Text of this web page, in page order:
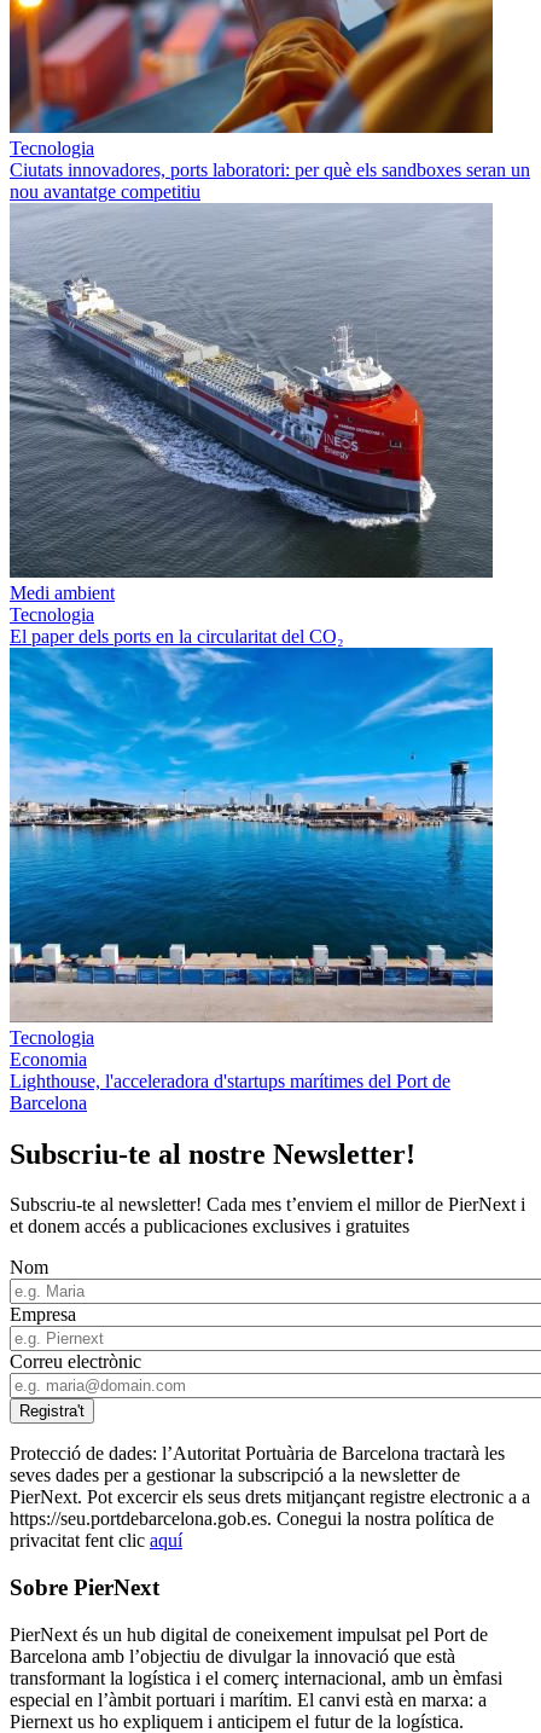
Tecnologia
Ciutats innovadores, ports laboratori: per què els sandboxes seran un
nou avantatge competitiu
Medi ambient
Tecnologia
El paper dels ports en la circularitat del CO₂
Tecnologia
Economia
Lighthouse, l'acceleradora d'startups marítimes del Port de
Barcelona
Subscriu-te al nostre Newsletter!
Subscriu-te al newsletter! Cada mes t’enviem el millor de PierNext i
et donem accés a publicaciones exclusives i gratuites
Nom
Empresa
Correu electrònic
Protecció de dades: l’Autoritat Portuària de Barcelona tractarà les
seves dades per a gestionar la subscripció a la newsletter de
PierNext. Pot excercir els seus drets mitjançant registre electronic a a
https://seu.portdebarcelona.gob.es. Conegui la nostra política de
privacitat fent clic aquí
Sobre PierNext
PierNext és un hub digital de coneixement impulsat pel Port de
Barcelona amb l’objectiu de divulgar la innovació que està
transformant la logística i el comerç internacional, amb un èmfasi
especial en l’àmbit portuari i marítim. El canvi està en marxa: a
Piernext us ho expliquem i anticipem el futur de la logística.